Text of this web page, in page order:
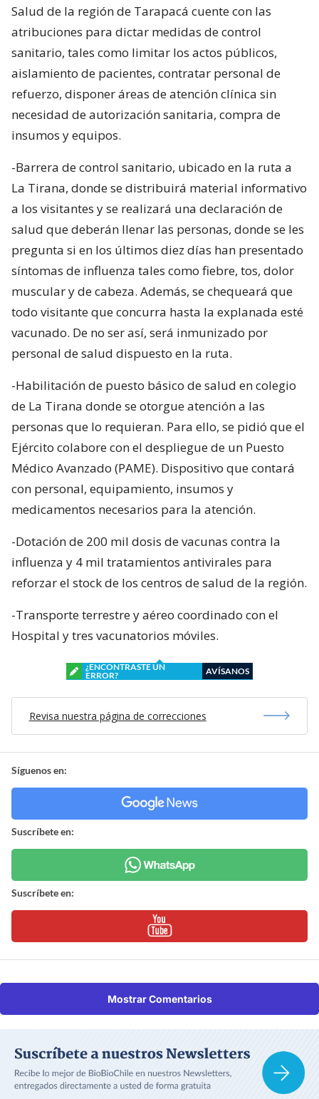
Salud de la región de Tarapacá cuente con las
atribuciones para dictar medidas de control
sanitario, tales como limitar los actos públicos,
aislamiento de pacientes, contratar personal de
refuerzo, disponer áreas de atención clínica sin
necesidad de autorización sanitaria, compra de
insumos y equipos.
-Barrera de control sanitario, ubicado en la ruta a
La Tirana, donde se distribuirá material informativo
a los visitantes y se realizará una declaración de
salud que deberán llenar las personas, donde se les
pregunta si en los últimos diez días han presentado
síntomas de influenza tales como fiebre, tos, dolor
muscular y de cabeza. Además, se chequeará que
todo visitante que concurra hasta la explanada esté
vacunado. De no ser así, será inmunizado por
personal de salud dispuesto en la ruta.
-Habilitación de puesto básico de salud en colegio
de La Tirana donde se otorgue atención a las
personas que lo requieran. Para ello, se pidió que el
Ejército colabore con el despliegue de un Puesto
Médico Avanzado (PAME). Dispositivo que contará
con personal, equipamiento, insumos y
medicamentos necesarios para la atención.
-Dotación de 200 mil dosis de vacunas contra la
influenza y 4 mil tratamientos antivirales para
reforzar el stock de los centros de salud de la región.
-Transporte terrestre y aéreo coordinado con el
Hospital y tres vacunatorios móviles.
¿ENCONTRASTE UN
ERROR?
AVÍSANOS
Revisa nuestra página de correcciones
Síguenos en:
Suscríbete en:
Suscríbete en:
Mostrar Comentarios